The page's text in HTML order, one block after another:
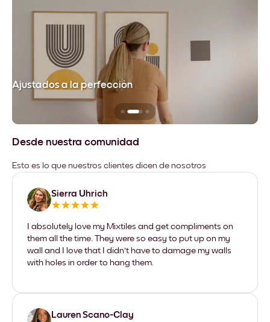
Ajustados a la perfección
Desde nuestra comunidad
Esto es lo que nuestros clientes dicen de nosotros
Sierra Uhrich
I absolutely love my Mixtiles and get compliments on
them all the time. They were so easy to put up on my
wall and I love that I didn't have to damage my walls
with holes in order to hang them.
Lauren Scano-Clay